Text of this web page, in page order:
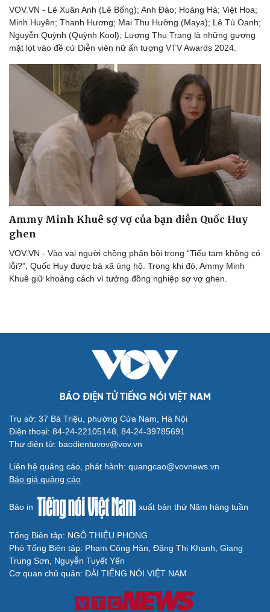
Kể chuyện cho bé
Hạt giống tâm hồn
VOV.VN - Lê Xuân Anh (Lê Bống); Anh Đào; Hoàng Hà; Việt Hoa;
Minh Huyền; Thanh Hương; Mai Thu Hường (Maya); Lê Tú Oanh;
Nguyễn Quỳnh (Quỳnh Kool); Lương Thu Trang là những gương
mặt lọt vào đề cử Diễn viên nữ ấn tượng VTV Awards 2024.
Ammy Minh Khuê sợ vợ của bạn diễn Quốc Huy
ghen
VOV.VN - Vào vai người chồng phản bội trong “Tiểu tam không có
lỗi?”, Quốc Huy được bà xã ủng hộ. Trong khi đó, Ammy Minh
Khuê giữ khoảng cách vì tưởng đồng nghiệp sợ vợ ghen.
BÁO ĐIỆN TỬ TIẾNG NÓI VIỆT NAM
Trụ sở: 37 Bà Triệu, phường Cửa Nam, Hà Nội
Điện thoại: 84-24-22105148, 84-24-39785691
Thư điện tử: baodientuvov@vov.vn
Liên hệ quảng cáo, phát hành: quangcao@vovnews.vn
Báo giá quảng cáo
Báo in xuất bản thứ Năm hàng tuần
Tổng Biên tập: NGÔ THIỆU PHONG
Phó Tổng Biên tập: Phạm Công Hân, Đặng Thị Khanh, Giang
Trung Sơn, Nguyễn Tuyết Yến
Cơ quan chủ quản: ĐÀI TIẾNG NÓI VIỆT NAM